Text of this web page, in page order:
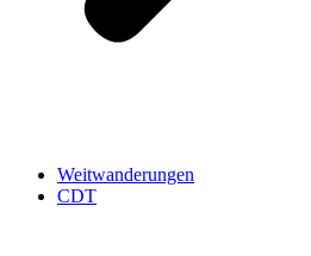
Weitwanderungen
CDT